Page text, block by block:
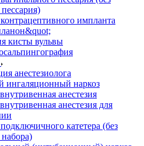
импланта
кисты вульвы
анестезиолога
ингаляционный наркоз
анестезия
анестезия для
катетера (без